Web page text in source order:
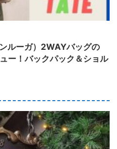
ルーガ）2WAYバッグの
ー！バックパック＆ショル